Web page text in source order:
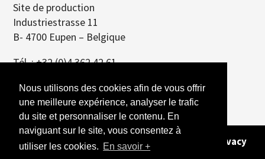
Nous utilisons des cookies afin de vous offrir
une meilleure expérience, analyser le trafic
du site et personnaliser le contenu. En
naviguant sur le site, vous consentez à
utiliser les cookies. En savoir +
Site de production
Industriestrasse 11
B- 4700 Eupen – Belgique
Tél. :+32 (0)4 362 42 61
Copyright 2026 - Alle rechten voorbehouden -
Privacy